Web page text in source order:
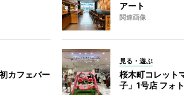
アート
関連画像
カフェバー
見る・遊ぶ
桜木町コレット
子」1号店 フォ